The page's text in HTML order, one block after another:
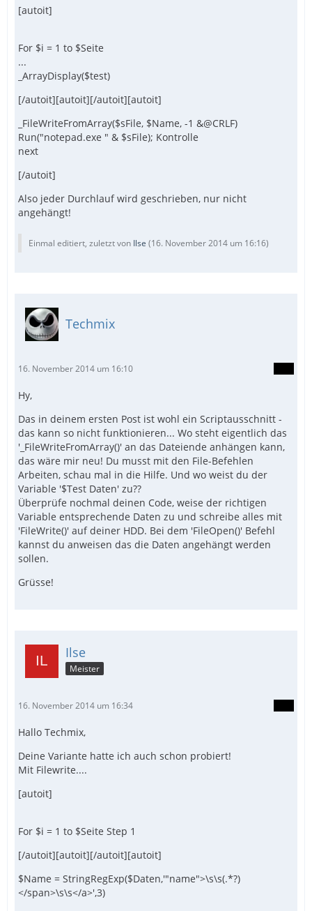
[autoit]
For $i = 1 to $Seite
...
_ArrayDisplay($test)
[/autoit][autoit][/autoit][autoit]
_FileWriteFromArray($sFile, $Name, -1 &@CRLF)
Run("notepad.exe " & $sFile); Kontrolle
next
[/autoit]
Also jeder Durchlauf wird geschrieben, nur nicht
angehängt!
Einmal editiert, zuletzt von Ilse (16. November 2014 um 16:16)
Techmix
16. November 2014 um 16:10
Hy,
Das in deinem ersten Post ist wohl ein Scriptausschnitt -
das kann so nicht funktionieren... Wo steht eigentlich das
'_FileWriteFromArray()' an das Dateiende anhängen kann,
das wäre mir neu! Du musst mit den File-Befehlen
Arbeiten, schau mal in die Hilfe. Und wo weist du der
Variable '$Test Daten' zu??
Überprüfe nochmal deinen Code, weise der richtigen
Variable entsprechende Daten zu und schreibe alles mit
'FileWrite()' auf deiner HDD. Bei dem 'FileOpen()' Befehl
kannst du anweisen das die Daten angehängt werden
sollen.
Grüsse!
Ilse
Meister
16. November 2014 um 16:34
Hallo Techmix,
Deine Variante hatte ich auch schon probiert!
Mit Filewrite....
[autoit]
For $i = 1 to $Seite Step 1
[/autoit][autoit][/autoit][autoit]
$Name = StringRegExp($Daten,'"name">\s\s(.*?)
</span>\s\s</a>',3)